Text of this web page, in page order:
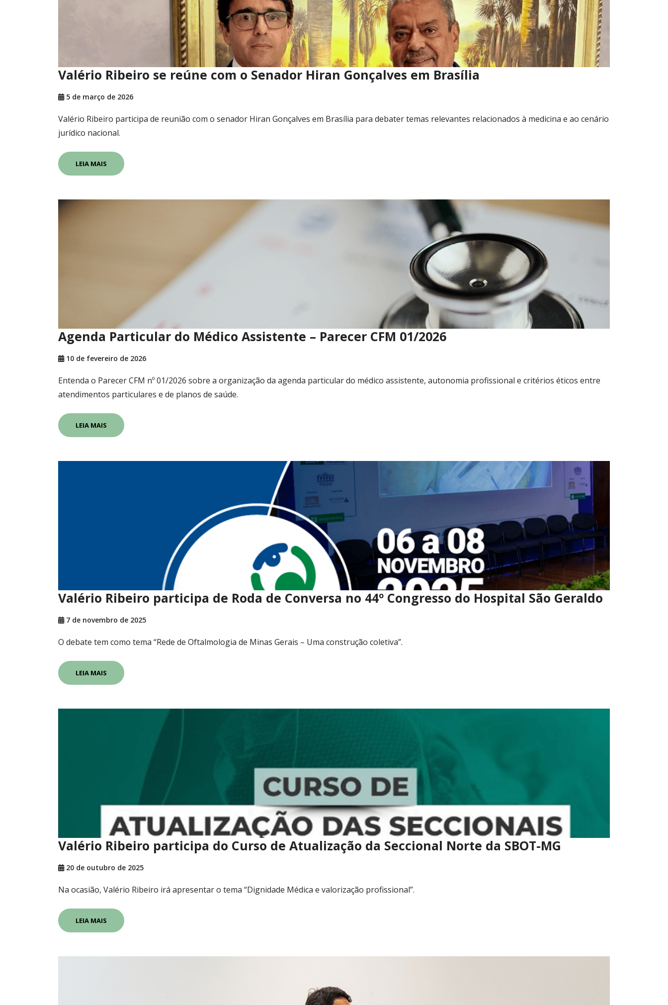
Valério Ribeiro se reúne com o Senador Hiran Gonçalves em Brasília
5 de março de 2026
Valério Ribeiro participa de reunião com o senador Hiran Gonçalves em Brasília para debater temas relevantes relacionados à medicina e ao cenário
jurídico nacional.
LEIA MAIS
Agenda Particular do Médico Assistente – Parecer CFM 01/2026
10 de fevereiro de 2026
Entenda o Parecer CFM nº 01/2026 sobre a organização da agenda particular do médico assistente, autonomia profissional e critérios éticos entre
atendimentos particulares e de planos de saúde.
LEIA MAIS
Valério Ribeiro participa de Roda de Conversa no 44º Congresso do Hospital São Geraldo
7 de novembro de 2025
O debate tem como tema “Rede de Oftalmologia de Minas Gerais – Uma construção coletiva”.
LEIA MAIS
Valério Ribeiro participa do Curso de Atualização da Seccional Norte da SBOT-MG
20 de outubro de 2025
Na ocasião, Valério Ribeiro irá apresentar o tema “Dignidade Médica e valorização profissional”.
LEIA MAIS